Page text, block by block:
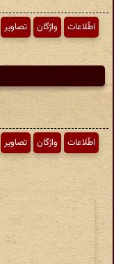
اطّلاعات واژگان تصاویر
اطّلاعات واژگان تصاویر